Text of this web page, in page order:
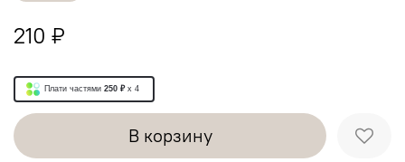
210 ₽
Плати частями 250 ₽ x 4
В корзину